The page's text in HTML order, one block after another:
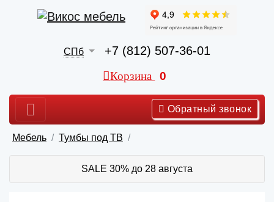
СПб +7 (812) 507-36-01
Корзина 0
Обратный звонок
Мебель Тумбы под ТВ
SALE 30% до 28 августа